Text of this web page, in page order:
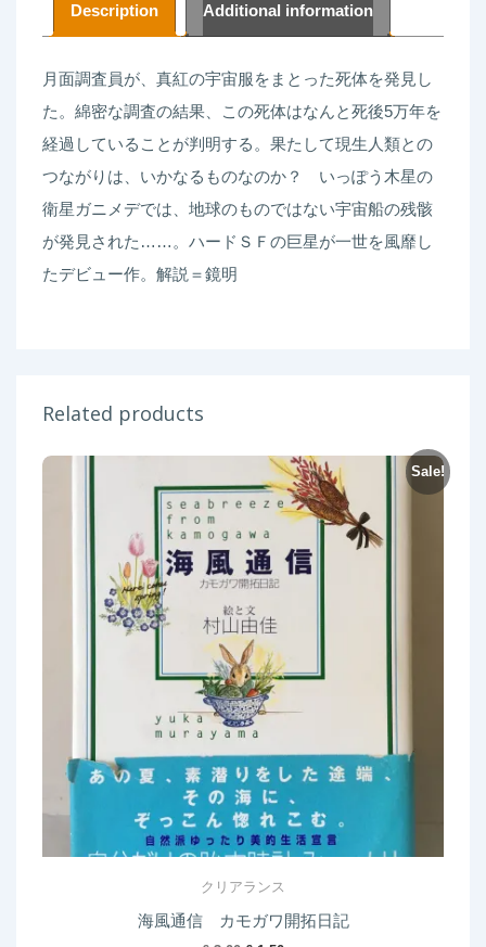
Description Additional information
月面調査員が、真紅の宇宙服をまとった死体を発見し
た。綿密な調査の結果、この死体はなんと死後5万年を
経過していることが判明する。果たして現生人類との
つながりは、いかなるものなのか？ いっぽう木星の
衛星ガニメデでは、地球のものではない宇宙船の残骸
が発見された……。ハードＳＦの巨星が一世を風靡し
たデビュー作。解説＝鏡明
Related products
Sale!
クリアランス
海風通信 カモガワ開拓日記